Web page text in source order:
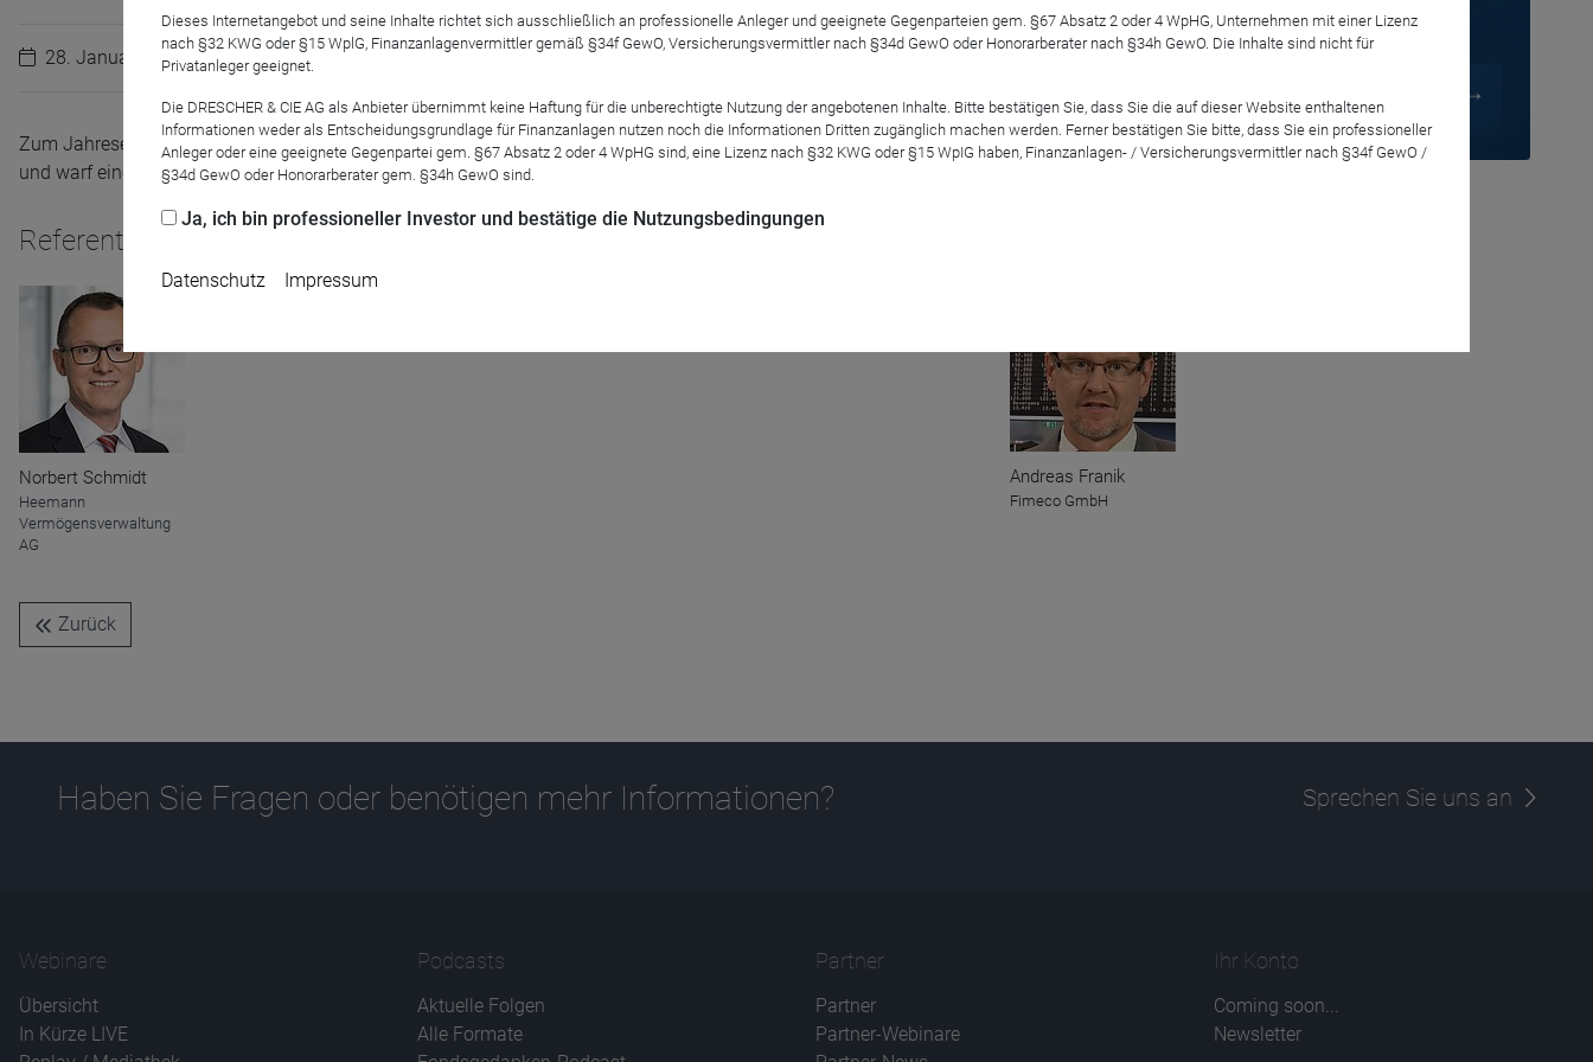
28. Januar 2025
Zum Jahresende stellte sich der Fondsmanager des FU Fonds - Bonds Monthly Income, Norbert Schmidt, den Fragen von Andreas Franik
und warf einen Blick auf das Jahr 2025, welche Anleihen aus seiner Sicht am Vielversprechendsten sind.
Referenten
Norbert Schmidt
Heemann
Vermögensverwaltung
AG
Andreas Franik
Fimeco GmbH
Zurück
Haben Sie Fragen oder benötigen mehr Informationen? Sprechen Sie uns an
Webinare
Übersicht
In Kürze LIVE
Podcasts
Aktuelle Folgen
Alle Formate
Partner
Partner
Partner-Webinare
Ihr Konto
Coming soon...
Newsletter
Dieses Internetangebot und seine Inhalte richtet sich ausschließlich an professionelle Anleger und geeignete Gegenparteien gem. §67 Absatz 2 oder 4 WpHG, Unternehmen mit einer Lizenz
nach §32 KWG oder §15 WplG, Finanzanlagenvermittler gemäß §34f GewO, Versicherungsvermittler nach §34d GewO oder Honorarberater nach §34h GewO. Die Inhalte sind nicht für
Privatanleger geeignet.
Die DRESCHER & CIE AG als Anbieter übernimmt keine Haftung für die unberechtigte Nutzung der angebotenen Inhalte. Bitte bestätigen Sie, dass Sie die auf dieser Website enthaltenen
Informationen weder als Entscheidungsgrundlage für Finanzanlagen nutzen noch die Informationen Dritten zugänglich machen werden. Ferner bestätigen Sie bitte, dass Sie ein professioneller
Anleger oder eine geeignete Gegenpartei gem. §67 Absatz 2 oder 4 WpHG sind, eine Lizenz nach §32 KWG oder §15 WpIG haben, Finanzanlagen- / Versicherungsvermittler nach §34f GewO /
§34d GewO oder Honorarberater gem. §34h GewO sind.
Ja, ich bin professioneller Investor und bestätige die Nutzungsbedingungen
Datenschutz Impressum
Name
Ablauf